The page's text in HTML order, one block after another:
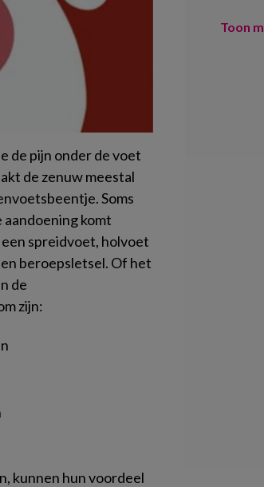
de pijn onder de voet
de zenuw meestal
Soms
komt
spreidvoet, holvoet
beroepsletsel. Of het
de
zijn:
kunnen hun voordeel
Toon